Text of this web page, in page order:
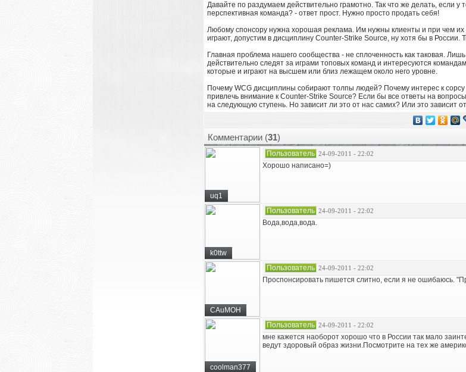
Давайте по раздумаем действительно грамотно. Так что же делать, если
перспективная команда? - ответ прост. Нужно просто продать себя!
Любому спонсору нужна хорошая реклама. Им нужны клиенты и при чем их
играют, допустим в дисциплину Counter-Strike Source, ну хотя бы в России.
Главная проблема нашего сообщества - не сплоченность как таковая.
действительно следят за играми топовых команд и интересуются
которые и играют на высшем или близ лежащем около него уровне.
Почему WCG дисциплины собирают толпы людей? Почему интерес к
привлечь внимание к Counter-Strike Source? Если бы все ответы на
на следующую ступень. Но зависит ли это от нас самих? Или это зависит
Комментарии (31)
uq1
Пользователь 24-09-2011 - 22:02
Хорошо написано=)
k0ttw
Пользователь 24-09-2011 - 22:02
Вода,вода,вода.
CAuMOH
Пользователь 24-09-2011 - 22:02
Проспонсировать пишется слитно, если я не ошибаюсь.
coolman377
Пользователь 24-09-2011 - 22:02
мне кажется наоборот хорошо что в России так мало
ведут здоровый образ жизни.Посмотрите на тех же